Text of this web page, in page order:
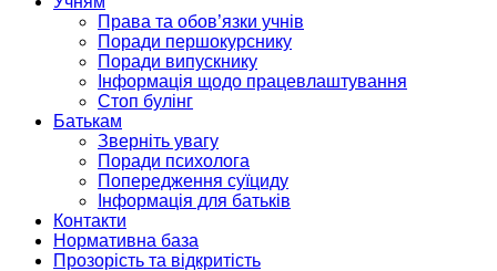
Права та обов’язки учнів
Поради першокурснику
Поради випускнику
Інформація щодо працевлаштування
Стоп булінг
Батькам
Зверніть увагу
Поради психолога
Попередження суїциду
Інформація для батьків
Контакти
Нормативна база
Прозорість та відкритість